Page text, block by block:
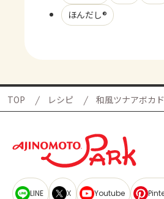
ほんだし®
TOP レシピ 和風ツナアボカ
LINE X Youtube